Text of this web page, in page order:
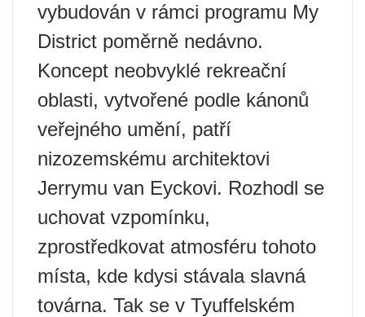
vybudován v rámci programu My
District poměrně nedávno.
Koncept neobvyklé rekreační
oblasti, vytvořené podle kánonů
veřejného umění, patří
nizozemskému architektovi
Jerrymu van Eyckovi. Rozhodl se
uchovat vzpomínku,
zprostředkovat atmosféru tohoto
místa, kde kdysi stávala slavná
továrna. Tak se v Tyuffelském